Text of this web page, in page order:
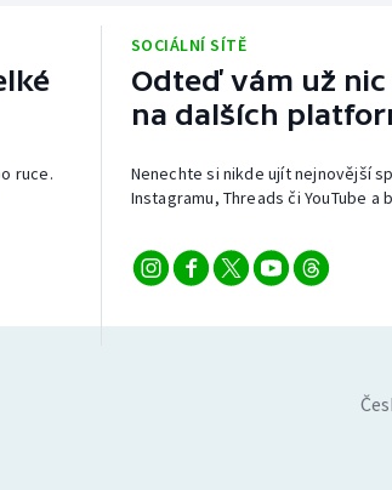
ruce.
SOCIÁLNÍ SÍTĚ
Odteď vám už
na dalších
Nenechte si nikde ujít nejnovější
Instagramu, Threads či YouTube a